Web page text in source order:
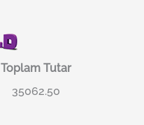
Toplam Tutar
35062.50